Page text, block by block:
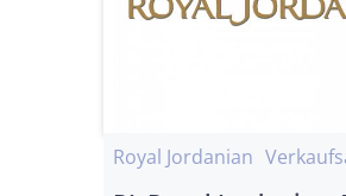
Royal Jordanian